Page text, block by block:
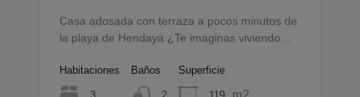
Casa adosada con terraza a pocos minutos de
la playa de Hendaya ¿Te imaginas viviendo…
Habitaciones Baños Superficie
m2